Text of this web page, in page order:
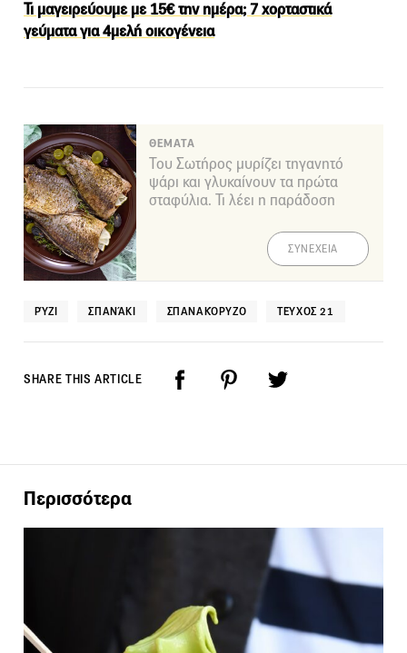
Τι μαγειρεύουμε με 15€ την ημέρα; 7 χορταστικά
γεύματα για 4μελή οικογένεια
ΘΕΜΑΤΑ
Του Σωτήρος μυρίζει τηγανητό
ψάρι και γλυκαίνουν τα πρώτα
σταφύλια. Τι λέει η παράδοση
ΣΥΝΕΧΕΙΑ
ΡΎΖΙ ΣΠΑΝΆΚΙ ΣΠΑΝΑΚΌΡΥΖΟ ΤΕΎΧΟΣ 21
SHARE THIS ARTICLE
Περισσότερα